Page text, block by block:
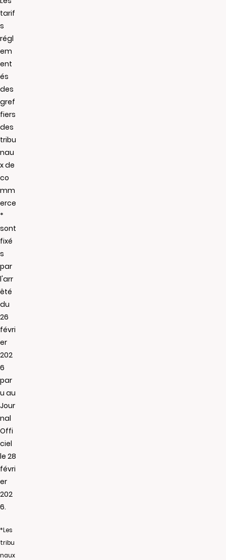
tarif
s
régl
em
ent
és
des
gref
fiers
des
tribu
nau
x de
co
mm
erce
*
sont
fixé
s
par
l'arr
êté
du
26
févri
er
202
6
par
u au
Jour
nal
Offi
ciel
le 28
févri
er
202
6.
*Les
tribu
naux